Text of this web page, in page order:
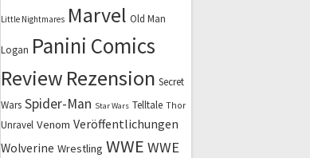
Little Nightmares Marvel Old Man
Logan Panini Comics
Review Rezension Secret
Wars Spider-Man Star Wars Telltale Thor
Unravel Venom Veröffentlichungen
Wolverine Wrestling WWE WWE